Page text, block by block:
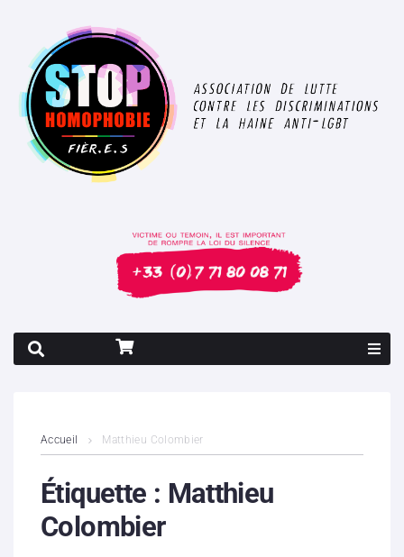
Contenus litigieux
Nous soutenir
Accueil Matthieu Colombier
Étiquette : Matthieu
Colombier